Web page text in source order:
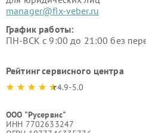
manager@fix-veber.ru
График работы:
ПН-ВСК с 9:00 до 21:00 без
Рейтинг сервисного центра
4.9-5.0
ООО "Русервис"
ИНН 7702633247